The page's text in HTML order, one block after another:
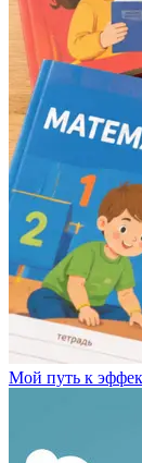
Мой путь к